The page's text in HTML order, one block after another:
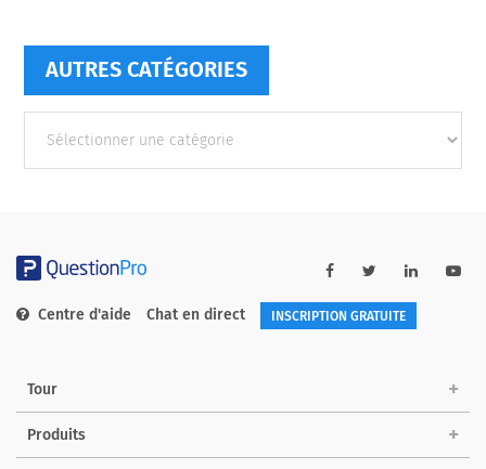
AUTRES CATÉGORIES
catégories
Centre d'aide Chat en direct INSCRIPTION GRATUITE
Tour
Produits